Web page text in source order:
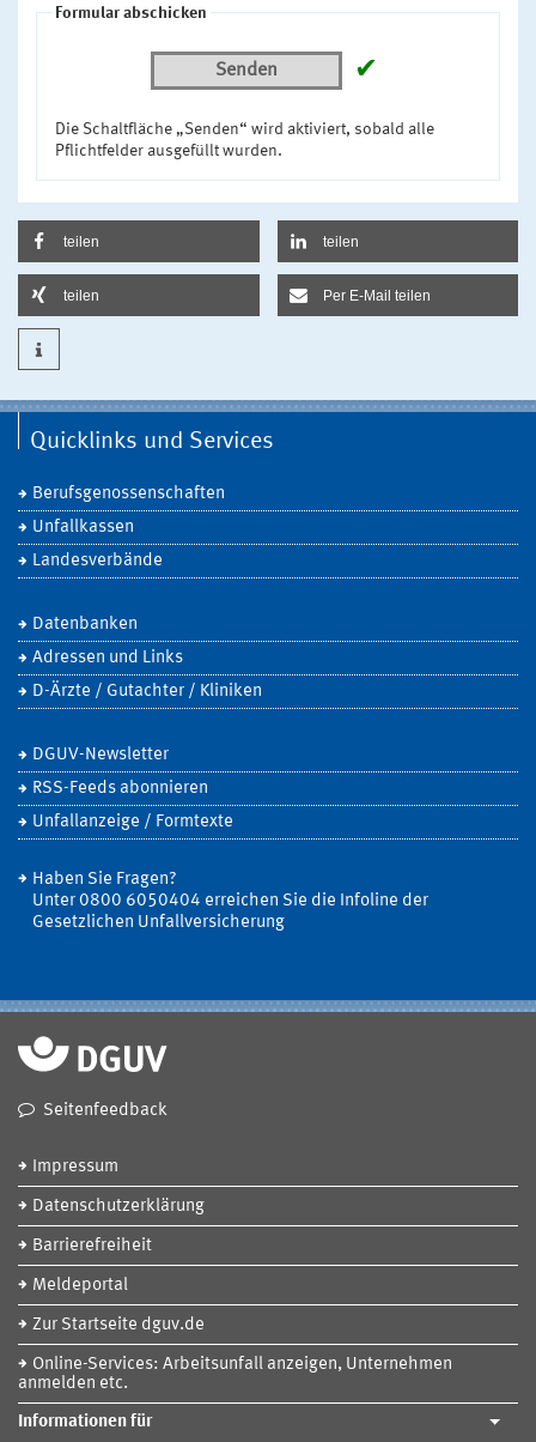
Formular abschicken
Senden ✔
Die Schaltfläche „Senden“ wird aktiviert, sobald alle
Pflichtfelder ausgefüllt wurden.
teilen teilen
teilen Per E-Mail teilen
Quicklinks und Services
Berufsgenossenschaften
Unfallkassen
Landesverbände
Datenbanken
Adressen und Links
D-Ärzte / Gutachter / Kliniken
DGUV-Newsletter
RSS-Feeds abonnieren
Unfallanzeige / Formtexte
Haben Sie Fragen?
Unter 0800 6050404 erreichen Sie die Infoline der
Gesetzlichen Unfallversicherung
Seitenfeedback
Impressum
Datenschutzerklärung
Barrierefreiheit
Meldeportal
Zur Startseite dguv.de
Online-Services: Arbeitsunfall anzeigen, Unternehmen
anmelden etc.
Informationen für